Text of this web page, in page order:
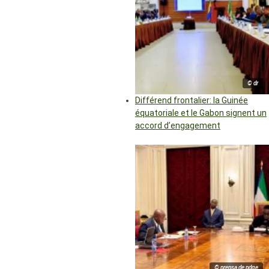
© dr
Différend frontalier: la Guinée
équatoriale et le Gabon signent un
accord d’engagement
© prensa de pdge